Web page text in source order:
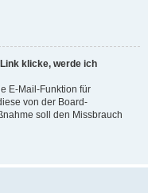
klicke, werde ich
E-Mail-Funktion für
von der Board-
soll den Missbrauch